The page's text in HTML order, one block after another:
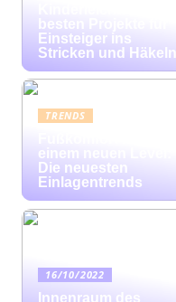
besten Projekte für
Einsteiger ins
Stricken und Häkeln
TRENDS
einem neuen Level:
Die neuesten
Einlagentrends
16/10/2022
Innenraum des